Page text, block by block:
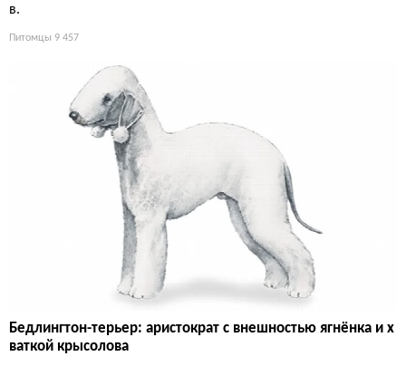
в.
Питомцы 9 457
Бедлингтон-терьер: аристократ с внешностью ягнёнка и х
ваткой крысолова